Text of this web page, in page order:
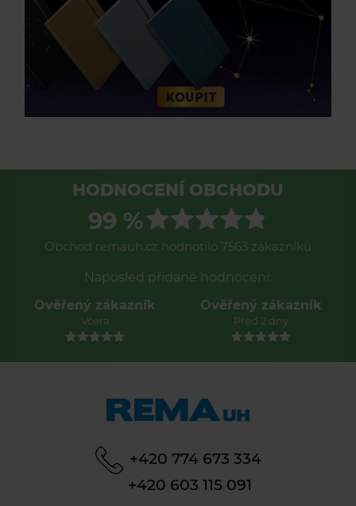
HODNOCENÍ OBCHODU
99 %
Obchod remauh.cz hodnotilo 7563 zákazníků
Naposled přidané hodnocení:
Ověřený zákazník
Včera
Ověřený zákazník
Před 2 dny
+420 774 673 334
+420 603 115 091